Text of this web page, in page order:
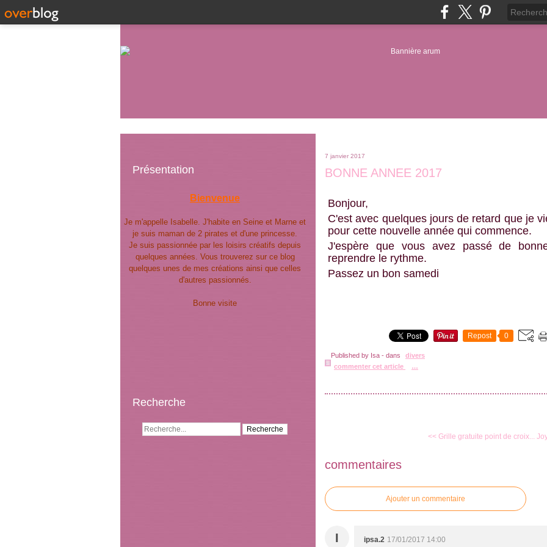
Présentation
Bienvenue
Je m'appelle Isabelle. J'habite en Seine et Marne et
je suis maman de 2 pirates et d'une princesse.
Je suis passionnée par les loisirs créatifs depuis
quelques années. Vous trouverez sur ce blog
quelques unes de mes créations ainsi que celles
d'autres passionnés.
Bonne visite
Recherche
7 janvier 2017
BONNE ANNEE 2017
Bonjour,
C'est avec quelques jours de retard que je
pour cette nouvelle année qui commence.
J'espère que vous avez passé de
reprendre le rythme.
Passez un bon samedi
Repost 0
Published by Isa - dans
divers
commenter cet article
…
<< Grille gratuite point de croix...
commentaires
Ajouter un commentaire
I ipsa.2 17/01/2017 14:00